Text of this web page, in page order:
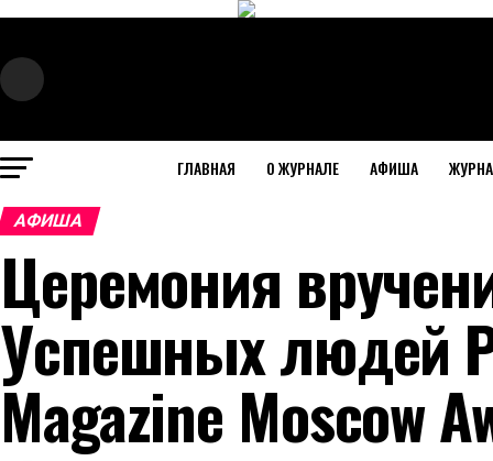
ГЛАВНАЯ О ЖУРНАЛЕ АФИША
АФИША
Церемония
Успешных людей
Magazine Moscow